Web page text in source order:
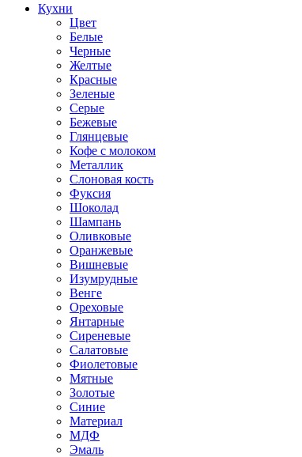
Кухни
Цвет
Белые
Черные
Желтые
Красные
Зеленые
Серые
Бежевые
Глянцевые
Кофе с молоком
Металлик
Слоновая кость
Фуксия
Шоколад
Шампань
Оливковые
Оранжевые
Вишневые
Изумрудные
Венге
Ореховые
Янтарные
Сиреневые
Салатовые
Фиолетовые
Мятные
Золотые
Синие
Материал
МДФ
Эмаль